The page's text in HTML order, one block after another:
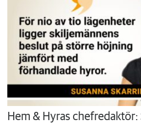
Hem & Hyras chefredaktör: